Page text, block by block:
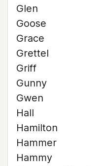
Glen
Goose
Grace
Grettel
Griff
Gunny
Gwen
Hall
Hamilton
Hammer
Hammy